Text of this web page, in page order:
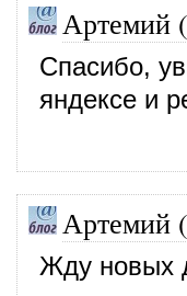
Артемий
Спасибо,
яндексе и
Артемий
Жду новых